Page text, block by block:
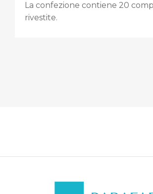
La confezione contiene 20
rivestite.